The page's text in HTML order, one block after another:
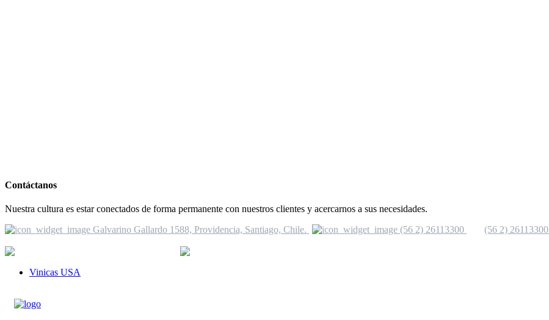
Contáctanos
Nuestra cultura es estar conectados de forma permanente con nuestros clientes y acercarnos a sus necesidades.
Galvarino Gallardo 1588, Providencia, Santiago, Chile.
(56 2) 26113300 (56 2) 26113300
Vinicas USA